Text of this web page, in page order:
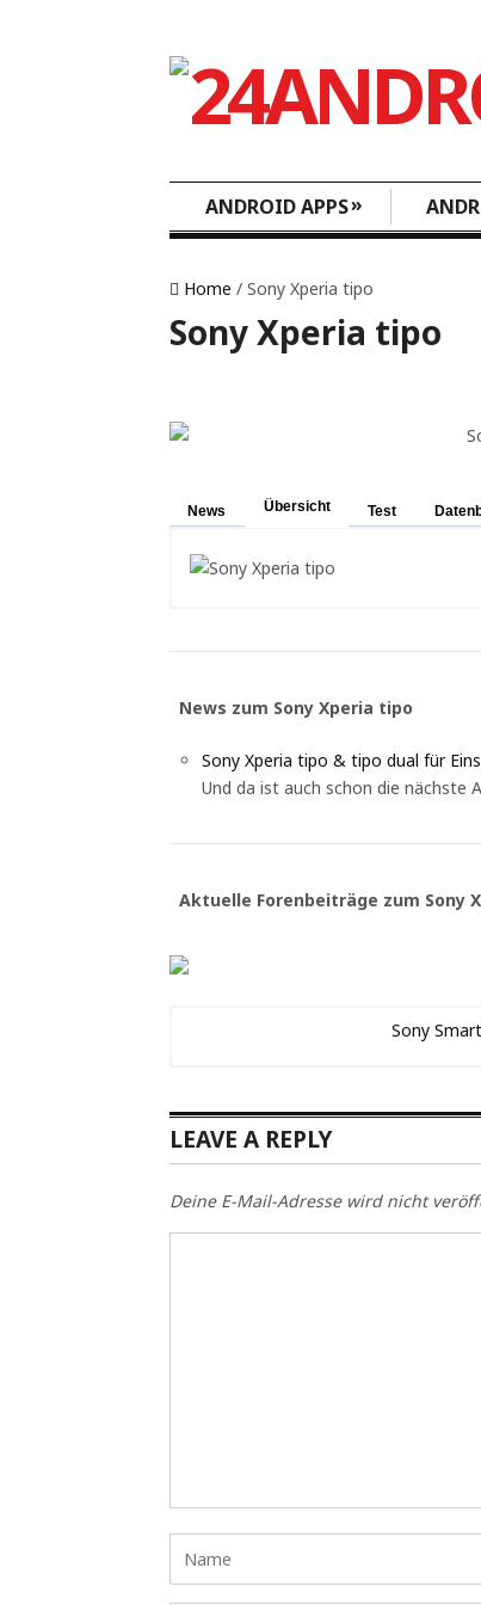
ANDROID APPS»
Home / Sony Xperia tipo
Sony Xperia tipo
News Übersicht Test
News zum Sony Xperia tipo
Sony Xperia tipo & tipo dual für
Und da ist auch schon die nächste
Aktuelle Forenbeiträge zum Sony
Sony
LEAVE A REPLY
Deine E-Mail-Adresse wird nicht